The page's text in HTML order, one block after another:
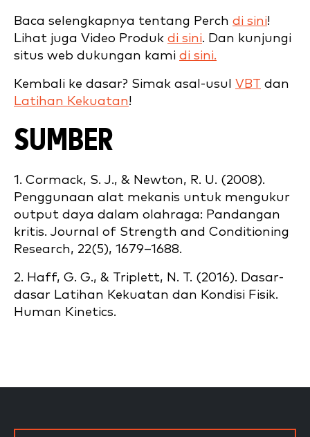
Baca selengkapnya tentang Perch di sini!
Lihat juga Video Produk di sini. Dan kunjungi
situs web dukungan kami di sini.
Kembali ke dasar? Simak asal-usul VBT dan
Latihan Kekuatan!
SUMBER
1. Cormack, S. J., & Newton, R. U. (2008).
Penggunaan alat mekanis untuk mengukur
output daya dalam olahraga: Pandangan
kritis. Journal of Strength and Conditioning
Research, 22(5), 1679–1688.
2. Haff, G. G., & Triplett, N. T. (2016). Dasar-
dasar Latihan Kekuatan dan Kondisi Fisik.
Human Kinetics.